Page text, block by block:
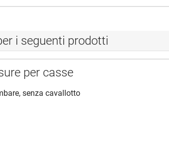
i seguenti prodotti
per casse
senza cavallotto